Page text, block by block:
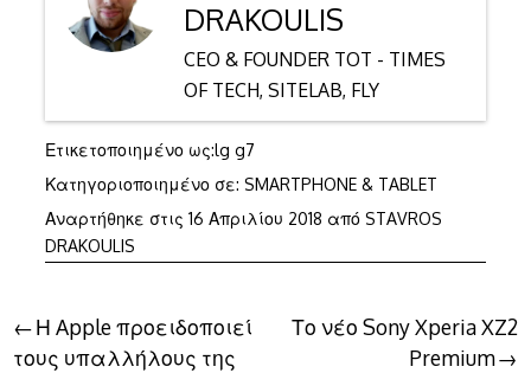
DRAKOULIS
CEO & FOUNDER TOT - TIMES
OF TECH, SITELAB, FLY
Ετικετοποιημένο ως:lg g7
Κατηγοριοποιημένο σε: SMARTPHONE & TABLET
Αναρτήθηκε στις 16 Απριλίου 2018 από STAVROS
DRAKOULIS
Πλοήγηση
Η Apple προειδοποιεί
τους υπαλλήλους της
Το νέο Sony Xperia XZ2
Premium